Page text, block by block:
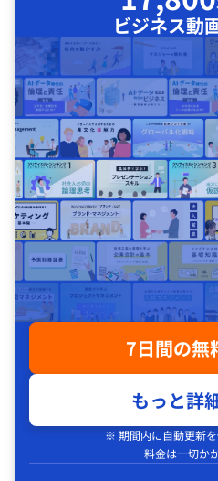
ビジネス動
7日間の無
もっと詳
※ 期間内に自動更新
料金は一切か